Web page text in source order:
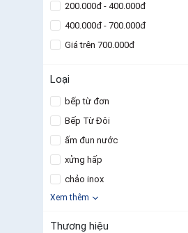
200.000đ - 400.000đ
400.000đ - 700.000đ
Giá trên 700.000đ
Loại
bếp từ đơn
Bếp Từ Đôi
ấm đun nước
xửng hấp
chảo inox
Xem thêm
Thương hiệu